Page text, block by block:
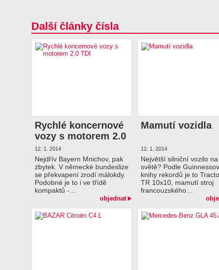
Další články čísla
Rychlé koncernové
vozy s motorem 2.0
TDI
12. 1. 2014
Nejdřív Bayern Mnichov, pak
zbytek. V německé bundeslize
se překvapení zrodí málokdy.
Podobné je to i ve třídě
kompaktů -…
objednat
Mamutí vozidla
12. 1. 2014
Největší silniční vozilo na
světě? Podle
knihy rekordů je to
TR 10x10, mamutí stroj
francouzského…